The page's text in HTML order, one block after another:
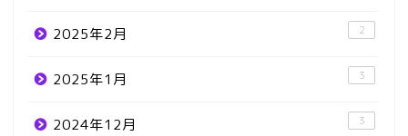
2025年2月 2
2025年1月 3
2024年12月 3